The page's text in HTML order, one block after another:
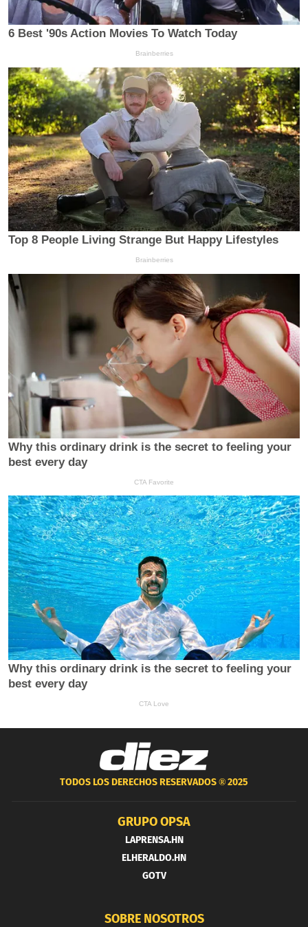
TODOS LOS DERECHOS RESERVADOS ®2025
GRUPO OPSA
LAPRENSA.HN
ELHERALDO.HN
GOTV
SOBRE NOSOTROS